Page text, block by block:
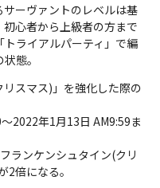
サーヴァントのレベルは基
心者から上級者の方まで
ライアルパーティ」で編
態。
スマス)」を強化した際の
2022年1月13日 AM9:59ま
ランケンシュタイン(クリ
倍になる。